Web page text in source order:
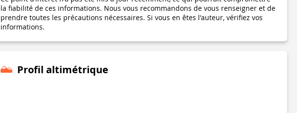
la fiabilité de ces informations. Nous vous recommandons de vous renseigner et de
prendre toutes les précautions nécessaires. Si vous en êtes l'auteur, vérifiez vos
informations.
Profil altimétrique